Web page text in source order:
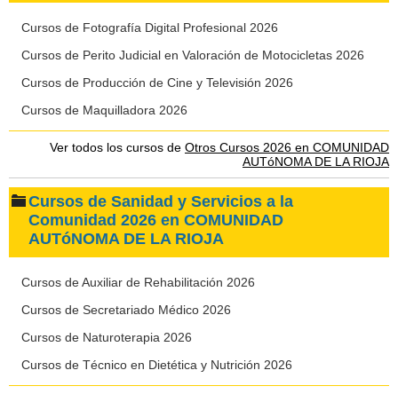
Cursos de Fotografía Digital Profesional 2026
Cursos de Perito Judicial en Valoración de Motocicletas 2026
Cursos de Producción de Cine y Televisión 2026
Cursos de Maquilladora 2026
Ver todos los cursos de Otros Cursos 2026 en COMUNIDAD
AUTóNOMA DE LA RIOJA
Cursos de Sanidad y Servicios a la
Comunidad 2026 en COMUNIDAD
AUTóNOMA DE LA RIOJA
Cursos de Auxiliar de Rehabilitación 2026
Cursos de Secretariado Médico 2026
Cursos de Naturoterapia 2026
Cursos de Técnico en Dietética y Nutrición 2026